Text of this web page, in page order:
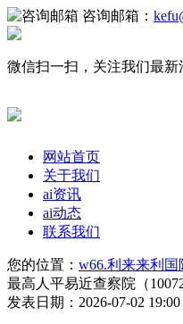
咨询邮箱：
微信扫一扫，关注我们最新
网站首页
关于我们
ai资讯
ai动态
联系我们
您的位置： w66.利来来利国
最高人平易近查察院（
发表日期：2026-07-02